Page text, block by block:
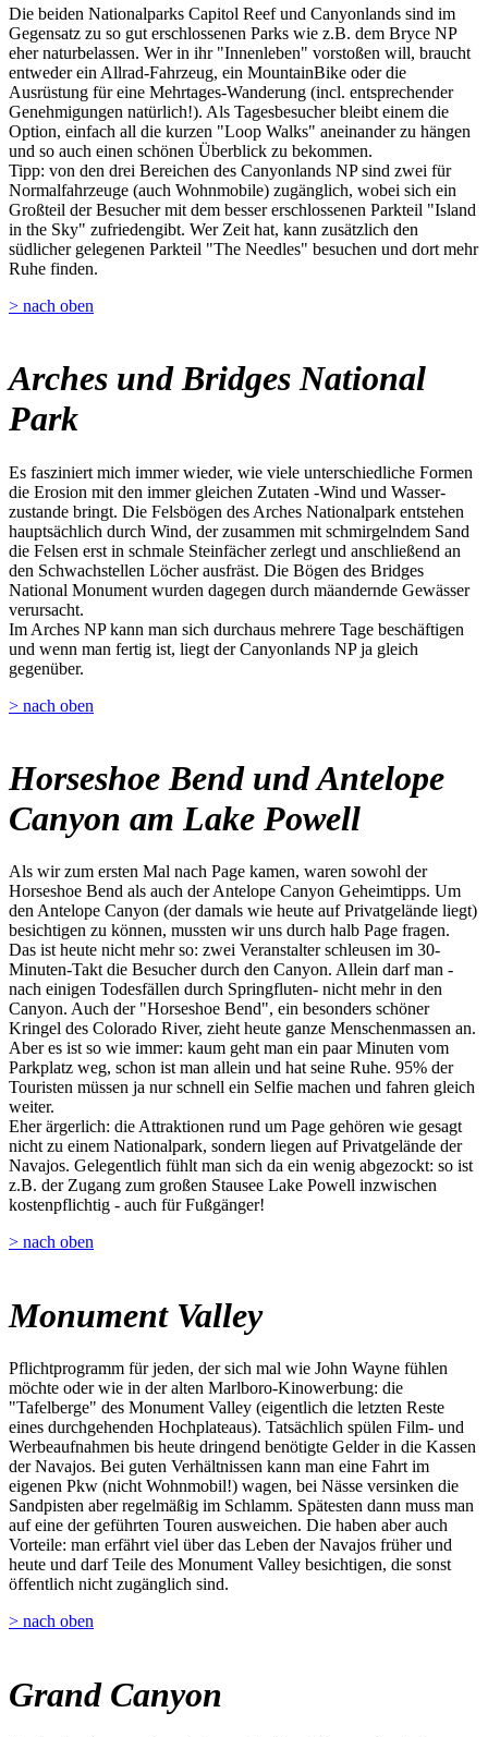
Die beiden Nationalparks Capitol Reef und Canyonlands sind im
Gegensatz zu so gut erschlossenen Parks wie z.B. dem Bryce NP
eher naturbelassen. Wer in ihr "Innenleben" vorstoßen will, braucht
entweder ein Allrad-Fahrzeug, ein MountainBike oder die
Ausrüstung für eine Mehrtages-Wanderung (incl. entsprechender
Genehmigungen natürlich!). Als Tagesbesucher bleibt einem die
Option, einfach all die kurzen "Loop Walks" aneinander zu hängen
und so auch einen schönen Überblick zu bekommen.
Tipp: von den drei Bereichen des Canyonlands NP sind zwei für
Normalfahrzeuge (auch Wohnmobile) zugänglich, wobei sich ein
Großteil der Besucher mit dem besser erschlossenen Parkteil "Island
in the Sky" zufriedengibt. Wer Zeit hat, kann zusätzlich den
südlicher gelegenen Parkteil "The Needles" besuchen und dort mehr
Ruhe finden.
> nach oben
Arches und Bridges National
Park
Es fasziniert mich immer wieder, wie viele unterschiedliche Formen
die Erosion mit den immer gleichen Zutaten -Wind und Wasser-
zustande bringt. Die Felsbögen des Arches Nationalpark entstehen
hauptsächlich durch Wind, der zusammen mit schmirgelndem Sand
die Felsen erst in schmale Steinfächer zerlegt und anschließend an
den Schwachstellen Löcher ausfräst. Die Bögen des Bridges
National Monument wurden dagegen durch mäandernde Gewässer
verursacht.
Im Arches NP kann man sich durchaus mehrere Tage beschäftigen
und wenn man fertig ist, liegt der Canyonlands NP ja gleich
gegenüber.
> nach oben
Horseshoe Bend und Antelope
Canyon am Lake Powell
Als wir zum ersten Mal nach Page kamen, waren sowohl der
Horseshoe Bend als auch der Antelope Canyon Geheimtipps. Um
den Antelope Canyon (der damals wie heute auf Privatgelände liegt)
besichtigen zu können, mussten wir uns durch halb Page fragen.
Das ist heute nicht mehr so: zwei Veranstalter schleusen im 30-
Minuten-Takt die Besucher durch den Canyon. Allein darf man -
nach einigen Todesfällen durch Springfluten- nicht mehr in den
Canyon. Auch der "Horseshoe Bend", ein besonders schöner
Kringel des Colorado River, zieht heute ganze Menschenmassen an.
Aber es ist so wie immer: kaum geht man ein paar Minuten vom
Parkplatz weg, schon ist man allein und hat seine Ruhe. 95% der
Touristen müssen ja nur schnell ein Selfie machen und fahren gleich
weiter.
Eher ärgerlich: die Attraktionen rund um Page gehören wie gesagt
nicht zu einem Nationalpark, sondern liegen auf Privatgelände der
Navajos. Gelegentlich fühlt man sich da ein wenig abgezockt: so ist
z.B. der Zugang zum großen Stausee Lake Powell inzwischen
kostenpflichtig - auch für Fußgänger!
> nach oben
Monument Valley
Pflichtprogramm für jeden, der sich mal wie John Wayne fühlen
möchte oder wie in der alten Marlboro-Kinowerbung: die
"Tafelberge" des Monument Valley (eigentlich die letzten Reste
eines durchgehenden Hochplateaus). Tatsächlich spülen Film- und
Werbeaufnahmen bis heute dringend benötigte Gelder in die Kassen
der Navajos. Bei guten Verhältnissen kann man eine Fahrt im
eigenen Pkw (nicht Wohnmobil!) wagen, bei Nässe versinken die
Sandpisten aber regelmäßig im Schlamm. Spätesten dann muss man
auf eine der geführten Touren ausweichen. Die haben aber auch
Vorteile: man erfährt viel über das Leben der Navajos früher und
heute und darf Teile des Monument Valley besichtigen, die sonst
öffentlich nicht zugänglich sind.
> nach oben
Grand Canyon